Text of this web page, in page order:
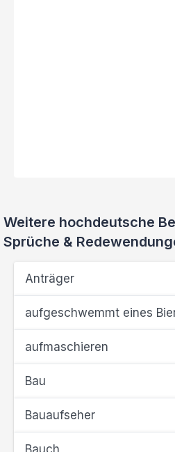
Weitere hochdeutsche
Sprüche &
Anträger
aufgeschwemmt eines
aufmaschieren
Bau
Bauaufseher
Bauch